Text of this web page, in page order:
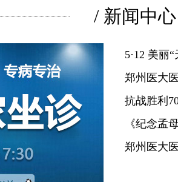
/ 新闻中
5·12 美丽“
郑州医大
抗战胜利
《纪念孟
郑州医大